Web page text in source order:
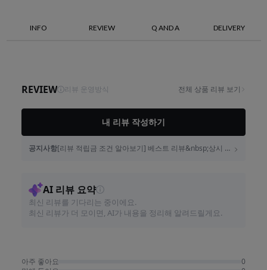
INFO REVIEW Q AND A DELIVERY